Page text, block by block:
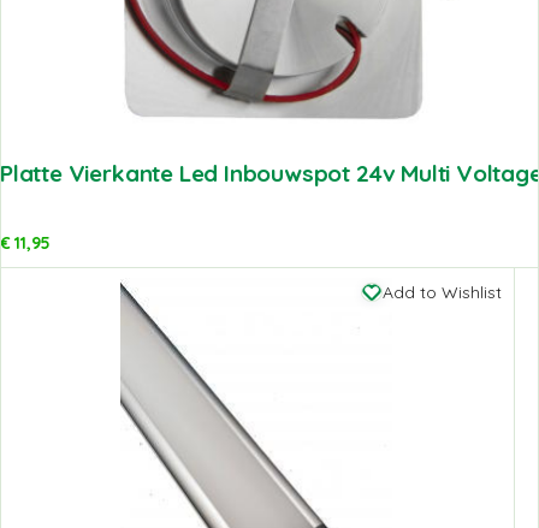
Platte Vierkante Led Inbouwspot 24v Multi
€11,95
Add to Wishlist